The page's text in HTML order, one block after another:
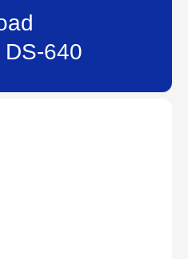
640